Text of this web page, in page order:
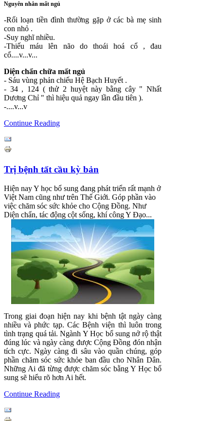
Nguyên nhân mất ngủ
-Rối loạn tiền đình thường gặp ở các bà mẹ sinh
con nhỏ .
-Suy nghĩ nhiều.
-Thiếu máu lên não do thoái hoá cổ , đau
cổ....v...v...
Diện chẩn chữa mất ngủ
- Sáu vùng phản chiếu Hệ Bạch Huyết .
- 34 , 124 ( thử 2 huyệt này bằng cây " Nhất
Dương Chỉ " thì hiệu quả ngay lần đầu tiên ).
-....v...v
Continue Reading
Trị bệnh tất cầu kỳ bản
Hiện nay Y học bổ sung đang phát triển rất mạnh ở
Việt Nam cũng như trên Thế Giới. Góp phần vào
việc chăm sóc sức khỏe cho Cộng Đồng. Như
Diện chẩn, tác động cột sống, khí công Y Đạo...
Trong giai đoạn hiện nay khi bệnh tật ngày càng
nhiều và phức tạp. Các Bệnh viện thì luôn trong
tình trạng quá tải. Ngành Y Học bổ sung nở rộ thật
đúng lúc và ngày càng được Cộng Đồng đón nhận
tích cực. Ngày càng đi sâu vào quần chúng, góp
phần chăm sóc sức khỏe ban đầu cho Nhân Dân.
Những Ai đã từng được chăm sóc bằng Y Học bổ
sung sẽ hiểu rõ hơn Ai hết.
Continue Reading